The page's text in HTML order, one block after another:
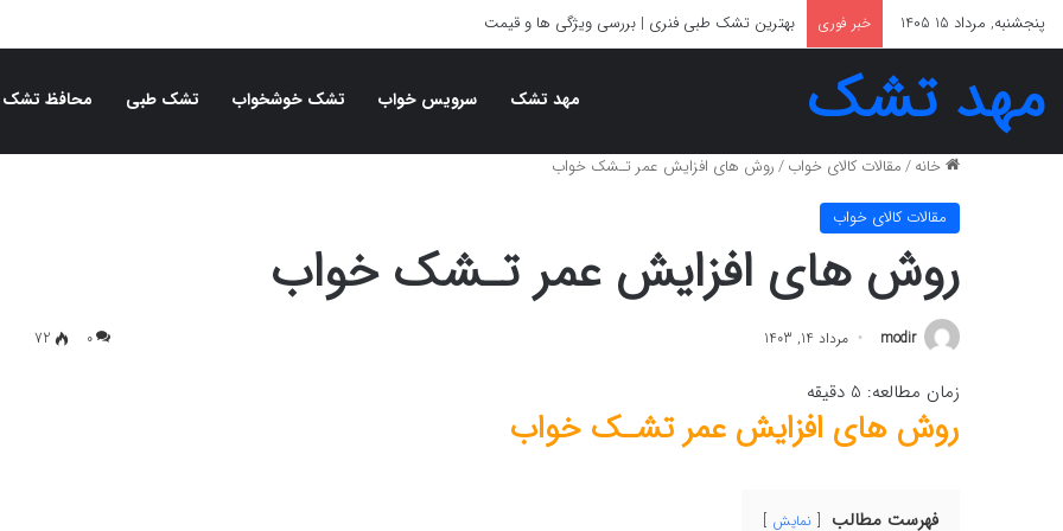
پنجشنبه, مرداد 15 1405 خبر فوری بهترین تشک طبی فنری | بررسی ویژگی ها و قیمت
مهد تشک مهد تشک سرویس خواب تشک خوشخواب تشک طبی محافظ تشک
خانه/مقالات کالای خواب/روش های افزایش عمر تـشک خواب
مقالات کالای خواب
روش های افزایش عمر تـشک خواب
modir مرداد 14, 1403 0
72
زمان مطالعه: 5 دقیقه
روش های افزایش عمر تشـک خواب
فهرست مطالب نمایش